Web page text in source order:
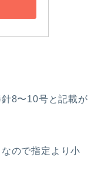
8〜10号と記載が
ので指定より小